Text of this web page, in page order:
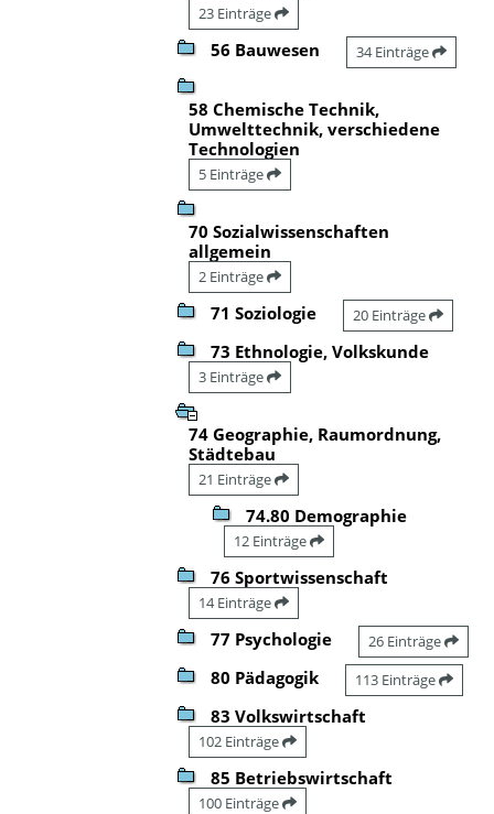
23 Einträge
56 Bauwesen 34 Einträge
58 Chemische Technik,
Umwelttechnik, verschiedene
Technologien
5 Einträge
70 Sozialwissenschaften
allgemein
2 Einträge
71 Soziologie 20 Einträge
73 Ethnologie, Volkskunde
3 Einträge
74 Geographie, Raumordnung,
Städtebau
21 Einträge
74.80 Demographie
12 Einträge
76 Sportwissenschaft
14 Einträge
77 Psychologie 26 Einträge
80 Pädagogik 113 Einträge
83 Volkswirtschaft
102 Einträge
85 Betriebswirtschaft
100 Einträge